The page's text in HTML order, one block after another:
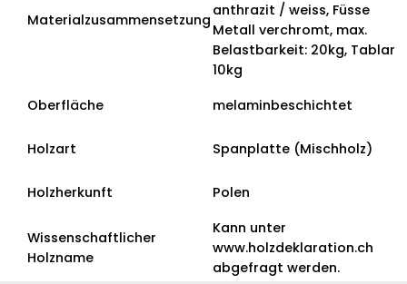
Materialzusammensetzung
anthrazit / weiss, Füsse
Metall verchromt, max.
Belastbarkeit: 20kg, Tablar
10kg
Oberfläche
melaminbeschichtet
Holzart Spanplatte (Mischholz)
Holzherkunft Polen
Wissenschaftlicher
Holzname
Kann unter
www.holzdeklaration.ch
abgefragt werden.